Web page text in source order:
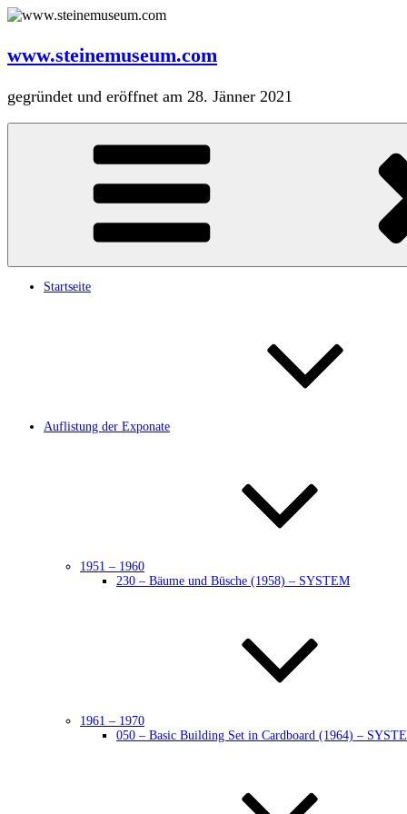
Zum
www.steinemuseum.com
gegründet und eröffnet am 28. Jänner 2021
Startseite
Auflistung der Exponate
1951 – 1960
230 – Bäume und Büsche (1958) – SYSTEM
1961 – 1970
050 – Basic Building Set in Cardboard (1964) –